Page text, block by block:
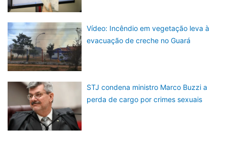
Vídeo: Incêndio em vegetação leva à
evacuação de creche no Guará
STJ condena ministro Marco Buzzi a
perda de cargo por crimes sexuais